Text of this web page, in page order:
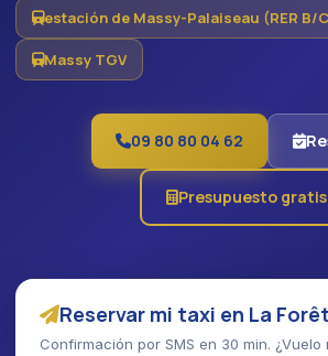
estación de Massy-Palaiseau (RER B/
Massy TGV
09 80 80 04 62
Presupuesto gratis
Reservar mi taxi en La
Confirmación por SMS en 30 min. ¿Vuelo